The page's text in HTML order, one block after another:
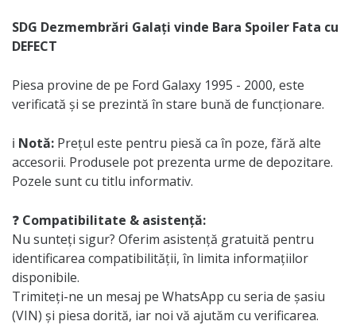
SDG Dezmembrări Galați vinde Bara Spoiler Fata cu
DEFECT
Piesa provine de pe Ford Galaxy 1995 - 2000, este
verificată și se prezintă în stare bună de funcționare.
ℹ️ Notă: Prețul este pentru piesă ca în poze, fără alte
accesorii. Produsele pot prezenta urme de depozitare.
Pozele sunt cu titlu informativ.
❓ Compatibilitate & asistență:
Nu sunteți sigur? Oferim asistență gratuită pentru
identificarea compatibilității, în limita informațiilor
disponibile.
Trimiteți-ne un mesaj pe WhatsApp cu seria de șasiu
(VIN) și piesa dorită, iar noi vă ajutăm cu verificarea.